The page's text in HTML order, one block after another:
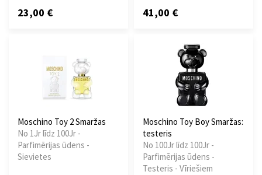
23,00 € 41,00 €
Moschino Toy 2 Smaržas
No 1Jr līdz 100Jr -
Parfimērijas ūdens -
Sievietes
Moschino Toy Boy Smaržas:
testeris
No 100Jr līdz 100Jr -
Parfimērijas ūdens -
Testeris - Vīriešiem